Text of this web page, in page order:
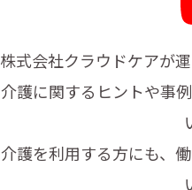
株式会社クラウドケアが
介護に関するヒントや事
介護を利用する方にも、